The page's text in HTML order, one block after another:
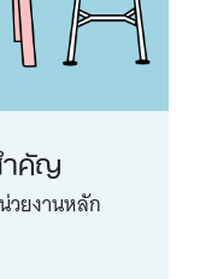
ำคัญ
วยงานหลัก